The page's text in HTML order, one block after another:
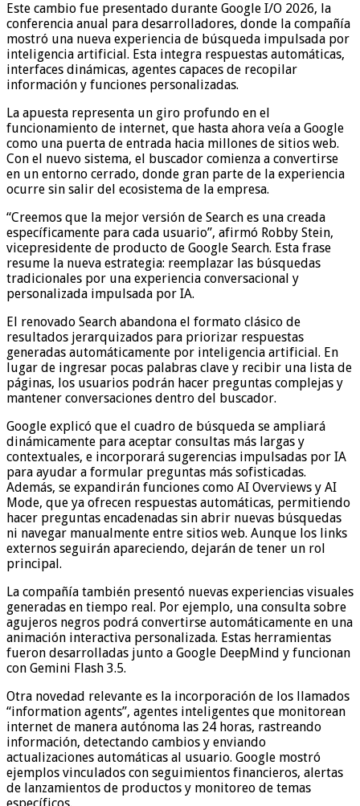
Este cambio fue presentado durante Google I/O 2026, la
conferencia anual para desarrolladores, donde la compañía
mostró una nueva experiencia de búsqueda impulsada por
inteligencia artificial. Esta integra respuestas automáticas,
interfaces dinámicas, agentes capaces de recopilar
información y funciones personalizadas.
La apuesta representa un giro profundo en el
funcionamiento de internet, que hasta ahora veía a Google
como una puerta de entrada hacia millones de sitios web.
Con el nuevo sistema, el buscador comienza a convertirse
en un entorno cerrado, donde gran parte de la experiencia
ocurre sin salir del ecosistema de la empresa.
“Creemos que la mejor versión de Search es una creada
específicamente para cada usuario”, afirmó Robby Stein,
vicepresidente de producto de Google Search. Esta frase
resume la nueva estrategia: reemplazar las búsquedas
tradicionales por una experiencia conversacional y
personalizada impulsada por IA.
El renovado Search abandona el formato clásico de
resultados jerarquizados para priorizar respuestas
generadas automáticamente por inteligencia artificial. En
lugar de ingresar pocas palabras clave y recibir una lista de
páginas, los usuarios podrán hacer preguntas complejas y
mantener conversaciones dentro del buscador.
Google explicó que el cuadro de búsqueda se ampliará
dinámicamente para aceptar consultas más largas y
contextuales, e incorporará sugerencias impulsadas por IA
para ayudar a formular preguntas más sofisticadas.
Además, se expandirán funciones como AI Overviews y AI
Mode, que ya ofrecen respuestas automáticas, permitiendo
hacer preguntas encadenadas sin abrir nuevas búsquedas
ni navegar manualmente entre sitios web. Aunque los links
externos seguirán apareciendo, dejarán de tener un rol
principal.
La compañía también presentó nuevas experiencias visuales
generadas en tiempo real. Por ejemplo, una consulta sobre
agujeros negros podrá convertirse automáticamente en una
animación interactiva personalizada. Estas herramientas
fueron desarrolladas junto a Google DeepMind y funcionan
con Gemini Flash 3.5.
Otra novedad relevante es la incorporación de los llamados
“information agents”, agentes inteligentes que monitorean
internet de manera autónoma las 24 horas, rastreando
información, detectando cambios y enviando
actualizaciones automáticas al usuario. Google mostró
ejemplos vinculados con seguimientos financieros, alertas
de lanzamientos de productos y monitoreo de temas